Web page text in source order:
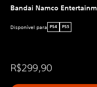
Bandai Namco
Disponível para PS4 PS5
R$299,90